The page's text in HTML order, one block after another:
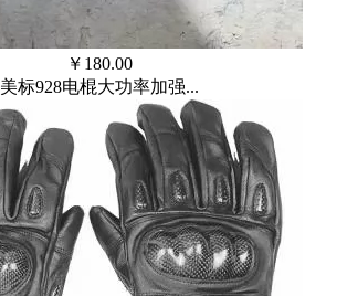
￥ 180.00
美标928电棍大功率加强...